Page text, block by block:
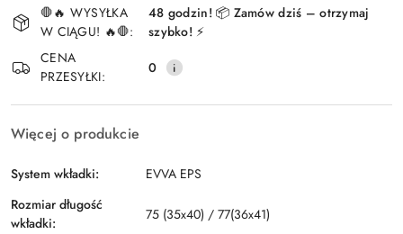
Wyślij
i
dostawa
🛑🔥 WYSYŁKA
W CIĄGU! 🔥🛑:
48 godzin! 📦 Zamów dziś – otrzymaj
szybko! ⚡
CENA
PRZESYŁKI:
0
Więcej o produkcie
System wkładki:
EVVA EPS
Rozmiar długość
wkładki:
75 (35x40) / 77(36x41)